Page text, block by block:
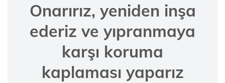
Onarırız, yeniden inşa
ederiz ve yıpranmaya
karşı koruma
kaplaması yaparız